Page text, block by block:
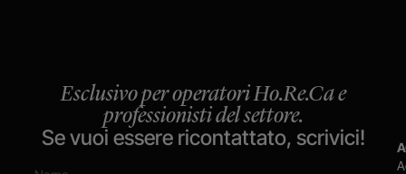
Esclusivo per operatori Ho.Re.Ca e
professionisti del settore.
Se vuoi essere ricontattato, scrivici!